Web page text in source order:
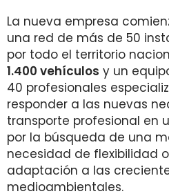
La nueva empresa
una red de más de 50
por todo el territorio
1.400 vehículos y un
40 profesionales
responder a las nuevas
transporte profesional en
por la búsqueda de una
necesidad de flexibilidad
adaptación a las
medioambientales.